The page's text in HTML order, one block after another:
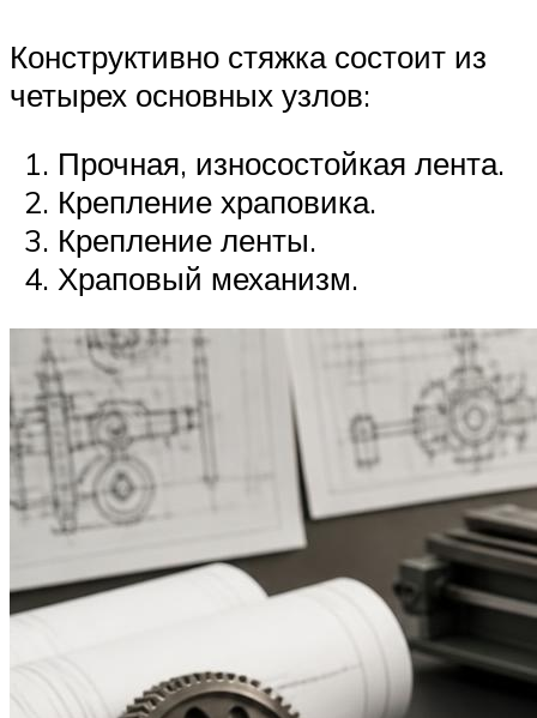
Конструктивно стяжка состоит из
четырех основных узлов:
Прочная, износостойкая лента.
Крепление храповика.
Крепление ленты.
Храповый механизм.